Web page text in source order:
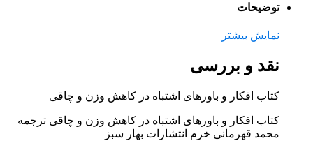
توضیحات
نمایش بیشتر
نقد و بررسی
کتاب افکار و باورهای اشتباه در کاهش وزن و چاقی
کتاب افکار و باورهای اشتباه در کاهش وزن و چاقی ترجمه
محمد قهرمانی خرم انتشارات بهار سبز